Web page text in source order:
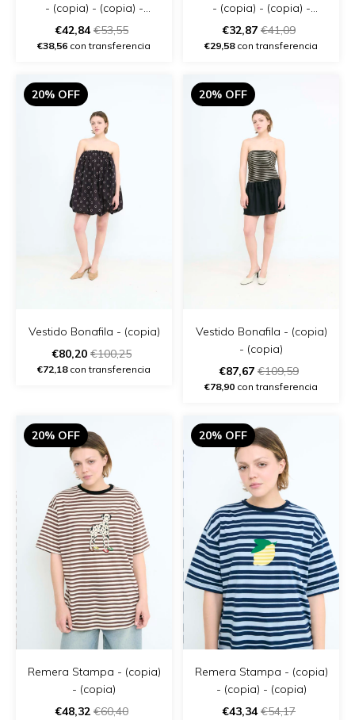
- (copia) - (copia) -
(copia) - (copia)
€42,84€53,55
€38,56 con transferencia
- (copia) - (copia) -
(copia) - (copia) - (copia)
€32,87 €41,09
€29,58con transferencia
20% OFF
Vestido Bonafila - (copia)
€80,20 €100,25
€72,18con transferencia
20% OFF
Vestido Bonafila - (copia)
- (copia)
€87,67 €109,59
€78,90 con transferencia
20% OFF
Remera Stampa - (copia)
- (copia)
€48,32 €60,40
20% OFF
Remera Stampa - (copia)
- (copia) - (copia)
€43,34€54,17